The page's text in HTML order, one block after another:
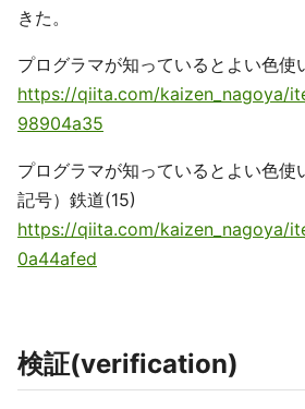
きた。
プログラマが知っているとよい色使
https://qiita.com/kaizen_nagoya/
98904a35
プログラマが知っているとよい色使
記号）鉄道(15)
https://qiita.com/kaizen_nagoya/
0a44afed
検証(verification)